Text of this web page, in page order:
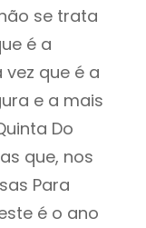
se trata
é a
que é a
e a mais
Do
que, nos
Para
é o ano